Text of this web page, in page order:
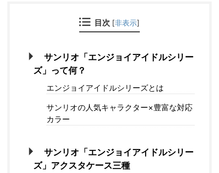
目次 [非表示]
サンリオ「エンジョイアイドルシリー
ズ」って何？
エンジョイアイドルシリーズとは
サンリオの人気キャラクター×豊富な対応
カラー
サンリオ「エンジョイアイドルシリー
ズ」アクスタケース三種